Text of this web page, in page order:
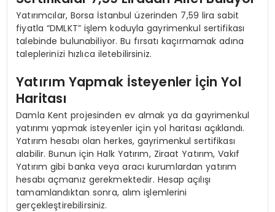
Yatırımcılar, Borsa İstanbul üzerinden 7,59 lira sabit
fiyatla “DMLKT” işlem koduyla gayrimenkul sertifikası
talebinde bulunabiliyor. Bu fırsatı kaçırmamak adına
taleplerinizi hızlıca iletebilirsiniz.
Yatırım Yapmak İsteyenler İçin Yol
Haritası
Damla Kent projesinden ev almak ya da gayrimenkul
yatırımı yapmak isteyenler için yol haritası açıklandı.
Yatırım hesabı olan herkes, gayrimenkul sertifikası
alabilir. Bunun için Halk Yatırım, Ziraat Yatırım, Vakıf
Yatırım gibi banka veya aracı kurumlardan yatırım
hesabı açmanız gerekmektedir. Hesap açılışı
tamamlandıktan sonra, alım işlemlerini
gerçekleştirebilirsiniz.